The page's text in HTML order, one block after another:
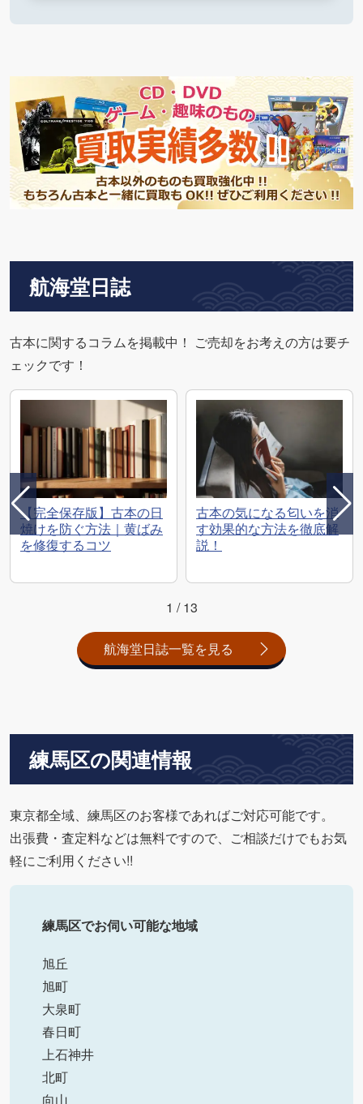
航海堂日誌
古本に関するコラムを掲載中！ ご売却をお考えの方は要チ
ェックです！
【完全保存版】古本の日
焼けを防ぐ方法｜黄ばみ
を修復するコツ
古本の気になる匂いを消
す効果的な方法を徹底解
説！
1 /13
航海堂日誌一覧を見る
練馬区の関連情報
東京都全域、練馬区のお客様であればご対応可能です。
出張費・査定料などは無料ですので、ご相談だけでもお気
軽にご利用ください!!
練馬区でお伺い可能な地域
旭丘
旭町
大泉町
春日町
上石神井
北町
向山